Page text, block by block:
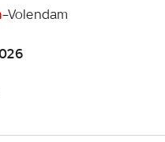
–Volendam